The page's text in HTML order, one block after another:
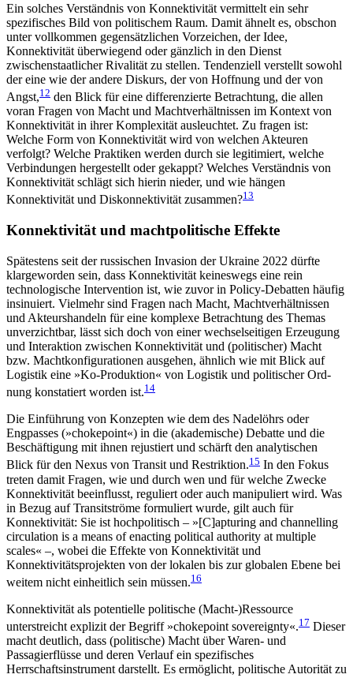
Ein solches Verständnis von Konnektivität vermittelt ein sehr
spezifisches Bild von politischem Raum. Damit ähnelt es, obschon
unter vollkommen gegen­sätzlichen Vorzeichen, der Idee,
Konnektivität über­wiegend oder gänzlich in den Dienst
zwischenstaat­licher Rivalität zu stellen. Tendenziell verstellt sowohl
der eine wie der andere Diskurs, der von Hoffnung und der von
Angst,12 den Blick für eine differenzierte Betrachtung, die allen
voran Fragen von Macht und Machtverhältnissen im Kontext von
Konnektivität in ihrer Komplexität ausleuchtet. Zu fragen ist:
Welche Form von Konnektivität wird von welchen Akteuren
verfolgt? Welche Praktiken werden durch sie legiti­miert, welche
Verbindungen hergestellt oder gekappt? Welches Verständnis von
Konnektivität schlägt sich hierin nieder, und wie hängen
Konnektivität und Diskonnektivität zusammen?13
Konnektivität und machtpolitische Effekte
Spätestens seit der russischen Invasion der Ukraine 2022 dürfte
klargeworden sein, dass Konnektivität keineswegs eine rein
technologische Intervention ist, wie zuvor in Policy-Debatten häufig
insinuiert. Vielmehr sind Fragen nach Macht, Machtverhältnissen
und Akteurs­handeln für eine komplexe Betrachtung des Themas
unverzichtbar, lässt sich doch von einer wechselseitigen Erzeugung
und Interaktion zwischen Konnektivität und (politischer) Macht
bzw. Machtkonfigurationen ausgehen, ähnlich wie mit Blick auf
Logistik eine »Ko-Produktion« von Logistik und politischer Ord­
nung konstatiert worden ist.14
Die Einführung von Konzepten wie dem des Nadel­öhrs oder
Engpasses (»chokepoint«) in die (akademische) Debatte und die
Beschäftigung mit ihnen re­justiert und schärft den analytischen
Blick für den Nexus von Transit und Restriktion.15 In den Fokus
treten damit Fragen, wie und durch wen und für welche Zwecke
Konnektivität beeinflusst, reguliert oder auch manipuliert wird. Was
in Bezug auf Transit­ströme formuliert wurde, gilt auch für
Konnektivität: Sie ist hochpolitisch – »[C]apturing and channelling
circulation is a means of enacting political authority at multiple
scales« –, wobei die Effekte von Konnektivität und
Konnektivitätsprojekten von der lokalen bis zur globalen Ebene bei
weitem nicht einheitlich sein müssen.16
Konnektivität als potentielle politische (Macht-)Res­source
unterstreicht explizit der Begriff »chokepoint sovereignty«.17 Dieser
macht deutlich, dass (politische) Macht über Waren- und
Passagierflüsse und deren Verlauf ein spezifisches
Herrschaftsinstrument dar­stellt. Es ermöglicht, politische Autorität zu